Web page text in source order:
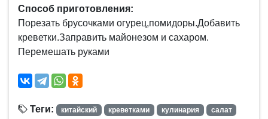
Способ приготовления:
Порезать брусочками огурец,помидоры.Добавить
креветки.Заправить майонезом и сахаром.
Перемешать руками
Теги: китайский креветками кулинария салат